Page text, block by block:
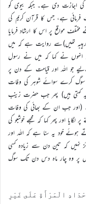
اجازت دی ہے۔ جبکہ بیوی کو
ہے، جس کا قرآن کریم کی
مواقع پر اس کا ارشاد فرمایا
تھیں)سے روایت ہے کہ میں
نے کہا کہ میں نے رسول
جو اللہ اور قیامت کے دن پر
سوگ کرے سوائے شوہر کی وفات
کہتی ہیں) پھر جب حضرت زینب
(اور جب ان کے بھائی کی وفات
اور پھر کہا کہ مجھے خوشبو کی
خود یہ سنا ہے کہ اللہ اور
نہیں کہ تین دن سے زیادہ کسی
پر وہ چار ماہ دس دن تک سوگ
الْمَرْأَةِ عَلَى غَيْرِ